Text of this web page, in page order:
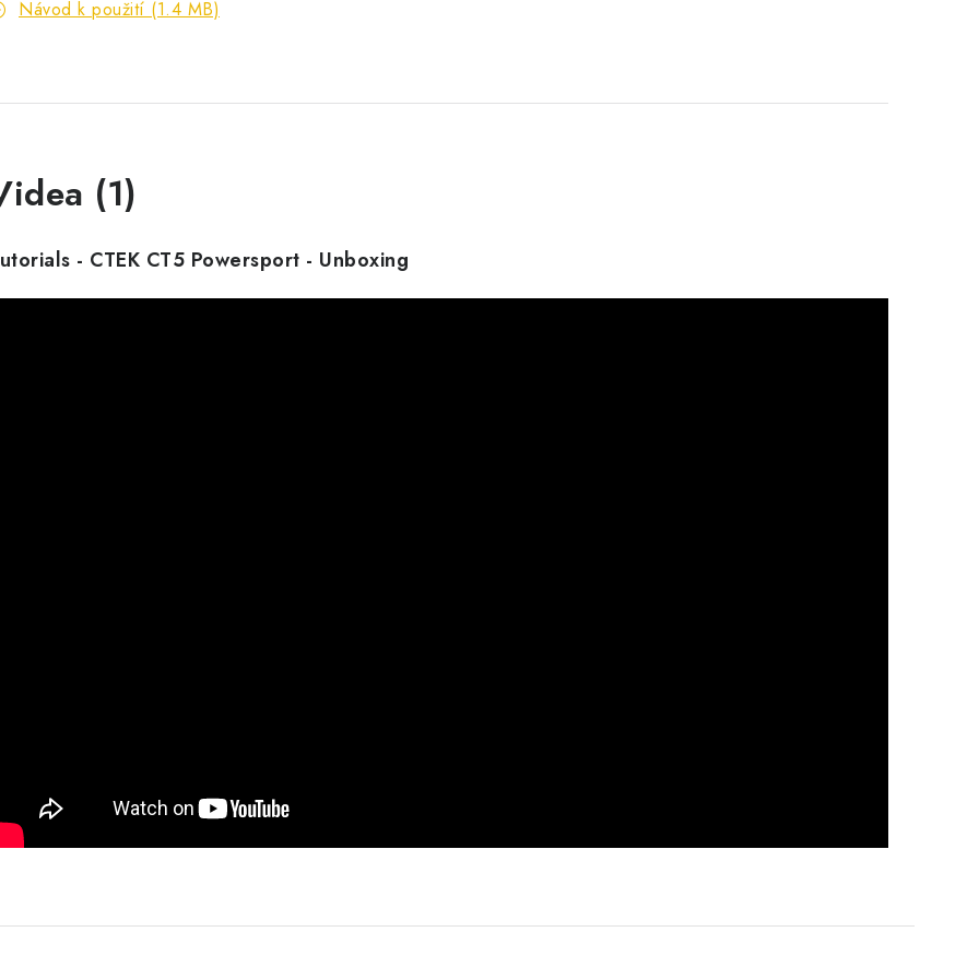
Návod k použití (1.4 MB)
(1)
- CTEK CT5 Powersport - Unboxing